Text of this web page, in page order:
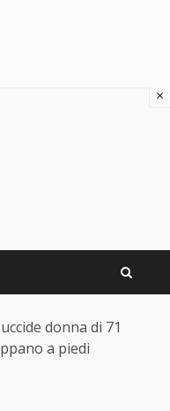
donna di 71
a piedi
×